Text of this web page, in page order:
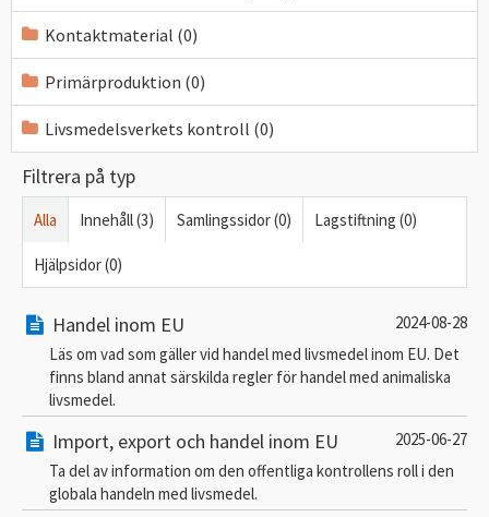
Kontaktmaterial (0)
Primärproduktion (0)
Livsmedelsverkets kontroll (0)
Filtrera på typ
Alla Innehåll (3) Samlingssidor (0) Lagstiftning (0)
Hjälpsidor (0)
Handel inom EU
2024-08-28
Läs om vad som gäller vid handel med livsmedel inom EU. Det
finns bland annat särskilda regler för handel med animaliska
livsmedel.
Import, export och handel inom EU
2025-06-27
Ta del av information om den offentliga kontrollens roll i den
globala handeln med livsmedel.